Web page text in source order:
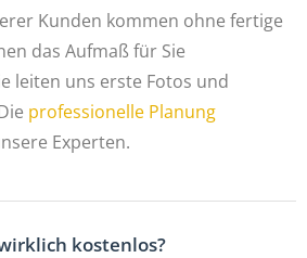
Kunden kommen ohne fertige
das Aufmaß für Sie
leiten uns erste Fotos und
professionelle Planung
Experten.
kostenlos?